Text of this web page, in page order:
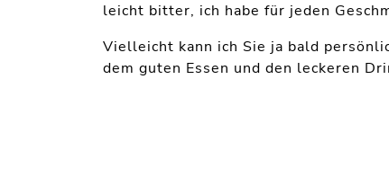
leicht bitter, ich habe für jeden
Vielleicht kann ich Sie ja bald
dem guten Essen und den leckeren